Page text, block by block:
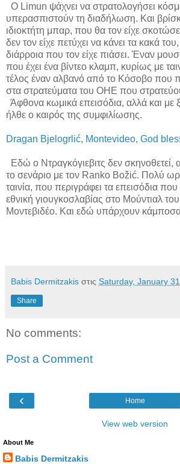
Ο Limun ψάχνει να στρατολογήσει
υπερασπιστούν τη διαδήλωση. Και
ιδιοκτήτη μπαρ, που θα τον είχε
δεν τον είχε πετύχει να κάνει τα κακά
διάρροια που τον είχε πιάσει. Έναν
που έχει ένα βίντεο κλαμπ, κυρίως με
τέλος έναν αλβανό από το Κόσοβο που
στα στρατεύματα του ΟΗΕ που
Άφθονα κωμικά επεισόδια, αλλά και με
ήλθε ο καιρός της συμφιλίωσης.
Dragan Bjelogrlić, Montevideo, God
Εδώ ο Ντραγκόγιεβιτς δεν
το σενάριο με τον Ranko Božić. Πολύ
ταινία, που περιγράφει τα επεισόδια
εθνική γιουγκοσλαβίας στο Μούντιαλ
Μοντεβιδέο. Και εδώ υπάρχουν
Babis Dermitzakis στις Saturday, January
Share
No comments:
Post a Comment
‹ Home
View web version
About Me
Babis Dermitzakis